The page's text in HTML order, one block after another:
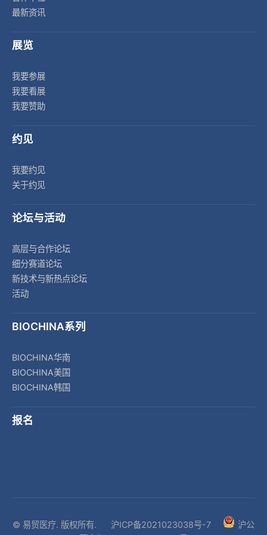
最新资讯
展览
我要参展
我要看展
我要赞助
约见
我要约见
关于约见
论坛与活动
高层与合作论坛
细分赛道论坛
新技术与新热点论坛
活动
BIOCHINA系列
BIOCHINA华南
BIOCHINA美国
BIOCHINA韩国
报名
© 易贸医疗. 版权所有. 沪ICP备2021023038号-7
沪公